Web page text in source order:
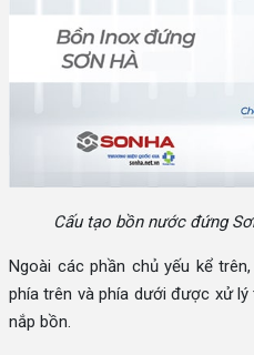
Cấu tạo bồn nước đứng
Ngoài các phần chủ yếu kể
phía trên và phía dưới được xử
nắp bồn.